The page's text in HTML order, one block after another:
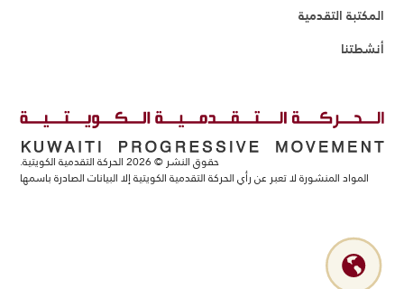
المكتبة التقدمية
أنشطتنا
حقوق النشر ©2026الحركة التقدمية الكويتية.
المواد المنشورة لا تعبر عن رأي الحركة التقدمية الكويتية إلا البيانات الصادرة باسمها